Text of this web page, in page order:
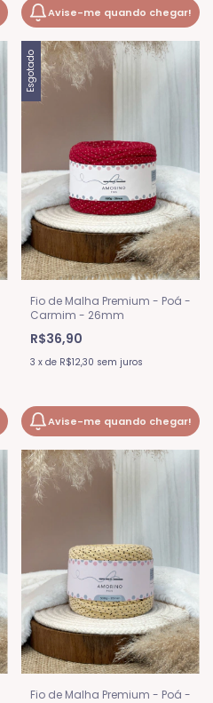
Avise-me quando chegar!
Esgotado
Fio de Malha Premium - Poá -
Carmim - 26mm
R$36,90
3 x de R$12,30 sem juros
Avise-me quando chegar!
Fio de Malha Premium - Poá -